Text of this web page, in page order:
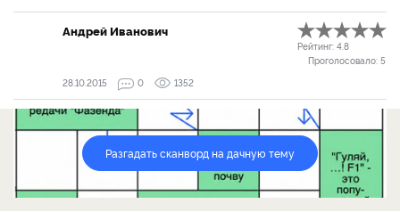
Андрей Иванович
Рейтинг: 4.8
Проголосовало: 5
28.10.2015
0 1352
Разгадать сканворд на дачную тему